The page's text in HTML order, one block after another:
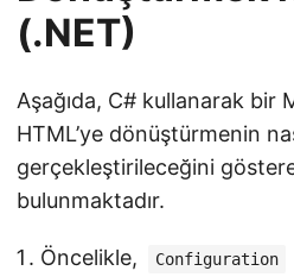
(.NET)
Aşağıda, C# kullanarak bir
HTML’ye dönüştürmenin
gerçekleştirileceğini
bulunmaktadır.
Öncelikle, Configuration